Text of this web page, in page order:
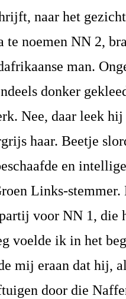
naar het
te noemen NN 2,
man.
donker
Nee, daar leek
haar. Beetje
en
Links-
voor NN 1, die
voelde ik in het
mij eraan dat hij,
door die